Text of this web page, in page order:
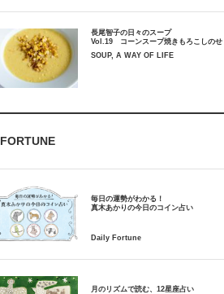
長尾智子の日々のスープ
Vol.19 コーンスープ焼きもろこしのせ
SOUP, A WAY OF LIFE
FORTUNE
毎日の運勢がわかる！
月のリズムで読む、12星座占い